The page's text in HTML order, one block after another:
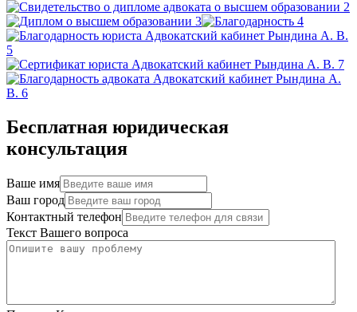
Бесплатная юридическая
консультация
Ваше имя
Ваш город
Контактный телефон
Текст Вашего вопроса